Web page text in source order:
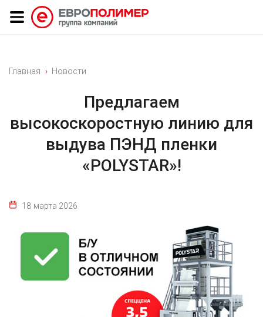
Главная Новости
Предлагаем
высокоскоростную линию для
выдува ПЭНД пленки
«POLYSTAR»!
18 марта 2026